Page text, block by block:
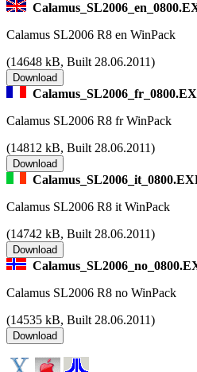
Calamus SL2006 R8 en WinPack
(14648 kB, Built 28.06.2011)
Calamus SL2006 R8 fr WinPack
(14812 kB, Built 28.06.2011)
Calamus SL2006 R8 it WinPack
(14742 kB, Built 28.06.2011)
Calamus SL2006 R8 no WinPack
(14535 kB, Built 28.06.2011)